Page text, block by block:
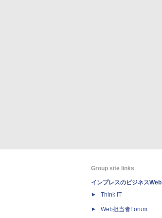
Group site links
インプレスのビジネスWeb
Think IT
Web担当者Forum